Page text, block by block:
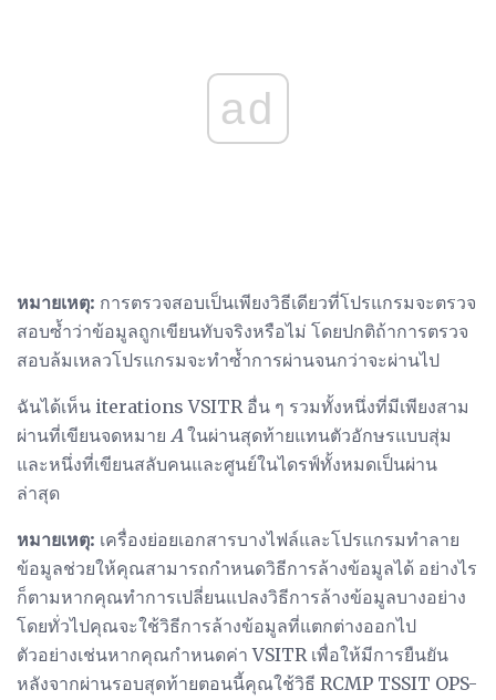
ad
หมายเหตุ: การตรวจสอบเป็นเพียงวิธีเดียวที่โปรแกรมจะตรวจ
สอบซ้ำว่าข้อมูลถูกเขียนทับจริงหรือไม่ โดยปกติถ้าการตรวจ
สอบล้มเหลวโปรแกรมจะทำซ้ำการผ่านจนกว่าจะผ่านไป
ฉันได้เห็น iterations VSITR อื่น ๆ รวมทั้งหนึ่งที่มีเพียงสาม
ผ่านที่เขียนจดหมาย Aในผ่านสุดท้ายแทนตัวอักษรแบบสุ่ม
และหนึ่งที่เขียนสลับคนและศูนย์ในไดรฟ์ทั้งหมดเป็นผ่าน
ล่าสุด
หมายเหตุ: เครื่องย่อยเอกสารบางไฟล์และโปรแกรมทำลาย
ข้อมูลช่วยให้คุณสามารถกำหนดวิธีการล้างข้อมูลได้ อย่างไร
ก็ตามหากคุณทำการเปลี่ยนแปลงวิธีการล้างข้อมูลบางอย่าง
โดยทั่วไปคุณจะใช้วิธีการล้างข้อมูลที่แตกต่างออกไป
ตัวอย่างเช่นหากคุณกำหนดค่า VSITR เพื่อให้มีการยืนยัน
หลังจากผ่านรอบสุดท้ายตอนนี้คุณใช้วิธี RCMP TSSIT OPS-